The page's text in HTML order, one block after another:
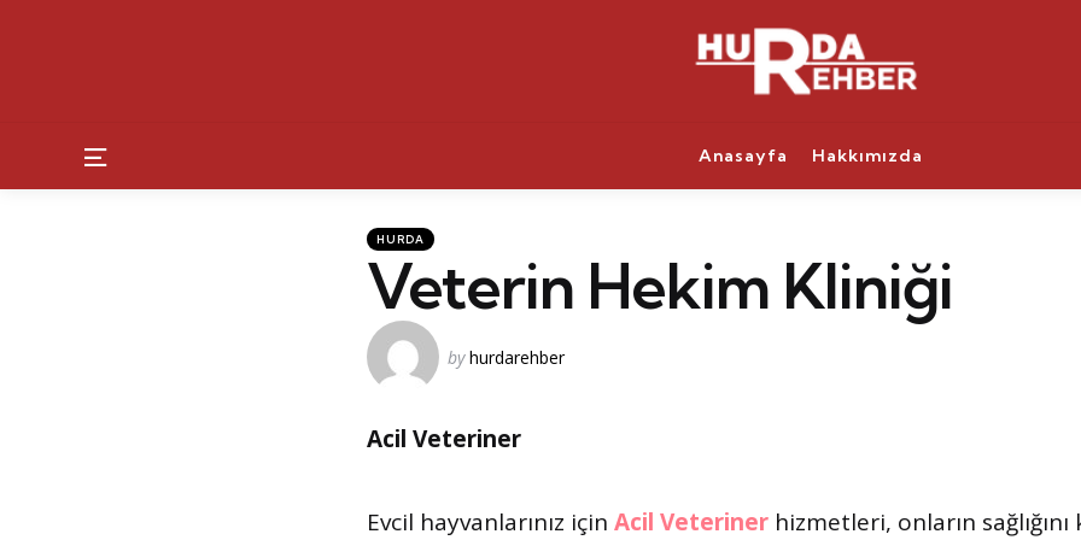
Menu Anasayfa Hakkımızda
Kategoriler
Posted
in
HURDA
Veterin Hekim Kliniği
Posted
by hurdarehber
Acil Veteriner
Evcil hayvanlarınız için Acil Veteriner hizmetleri, onların